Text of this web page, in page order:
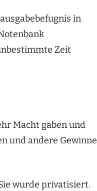
in
Zeit
Macht gaben und
und andere Gewinne
wurde privatisiert.